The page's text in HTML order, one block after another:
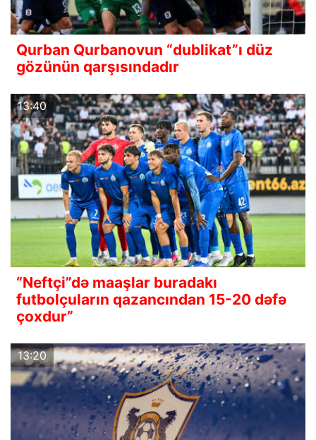
Qurban Qurbanovun “dublikat”ı düz
gözünün qarşısındadır
13:40
“Neftçi”də maaşlar buradakı
futbolçuların qazancından 15-20 dəfə
çoxdur”
13:20